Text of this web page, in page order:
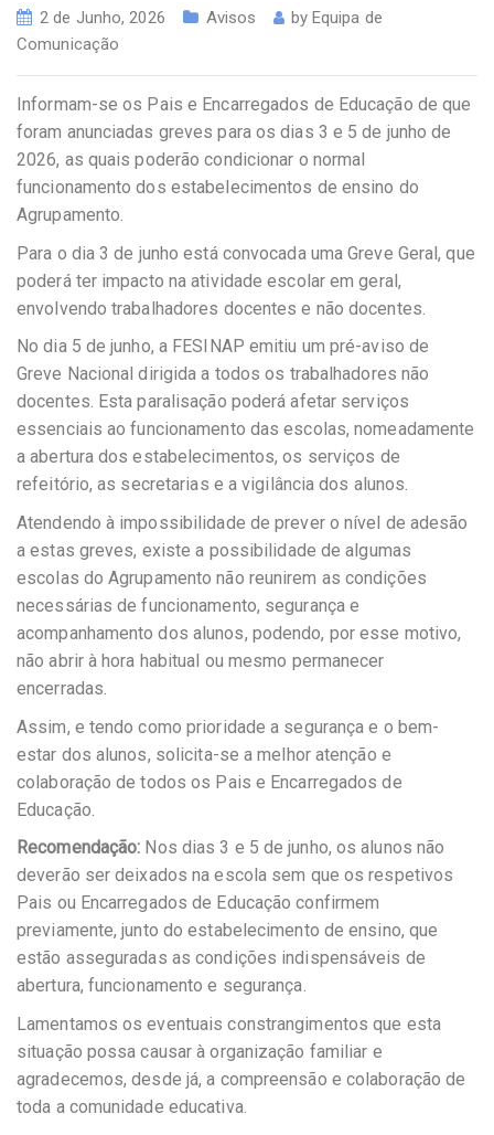
2 de Junho, 2026 Avisos by Equipa de
Comunicação
Informam-se os Pais e Encarregados de Educação de que
foram anunciadas greves para os dias 3 e 5 de junho de
2026, as quais poderão condicionar o normal
funcionamento dos estabelecimentos de ensino do
Agrupamento.
Para o dia 3 de junho está convocada uma Greve Geral, que
poderá ter impacto na atividade escolar em geral,
envolvendo trabalhadores docentes e não docentes.
No dia 5 de junho, a FESINAP emitiu um pré-aviso de
Greve Nacional dirigida a todos os trabalhadores não
docentes. Esta paralisação poderá afetar serviços
essenciais ao funcionamento das escolas, nomeadamente
a abertura dos estabelecimentos, os serviços de
refeitório, as secretarias e a vigilância dos alunos.
Atendendo à impossibilidade de prever o nível de adesão
a estas greves, existe a possibilidade de algumas
escolas do Agrupamento não reunirem as condições
necessárias de funcionamento, segurança e
acompanhamento dos alunos, podendo, por esse motivo,
não abrir à hora habitual ou mesmo permanecer
encerradas.
Assim, e tendo como prioridade a segurança e o bem-
estar dos alunos, solicita-se a melhor atenção e
colaboração de todos os Pais e Encarregados de
Educação.
Recomendação: Nos dias 3 e 5 de junho, os alunos não
deverão ser deixados na escola sem que os respetivos
Pais ou Encarregados de Educação confirmem
previamente, junto do estabelecimento de ensino, que
estão asseguradas as condições indispensáveis de
abertura, funcionamento e segurança.
Lamentamos os eventuais constrangimentos que esta
situação possa causar à organização familiar e
agradecemos, desde já, a compreensão e colaboração de
toda a comunidade educativa.